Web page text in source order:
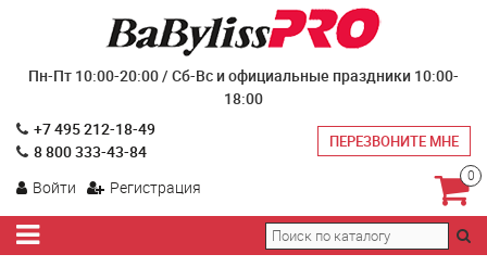
Пн-Пт 10:00-20:00 / Сб-Вс и официальные праздники 10:00-
18:00
+7 495 212-18-49
8 800 333-43-84
ПЕРЕЗВОНИТЕ МНЕ
Войти Регистрация
0